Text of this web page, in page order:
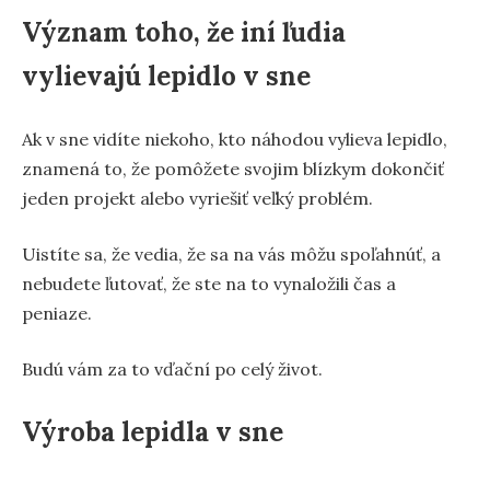
Význam toho, že iní ľudia
vylievajú lepidlo v sne
Ak v sne vidíte niekoho, kto náhodou vylieva lepidlo,
znamená to, že pomôžete svojim blízkym dokončiť
jeden projekt alebo vyriešiť veľký problém.
Uistíte sa, že vedia, že sa na vás môžu spoľahnúť, a
nebudete ľutovať, že ste na to vynaložili čas a
peniaze.
Budú vám za to vďační po celý život.
Výroba lepidla v sne